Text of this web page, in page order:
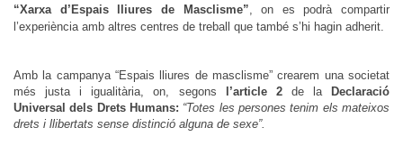
“Xarxa d’Espais lliures de Masclisme” , on es podrà compartir
l’experiència amb altres centres de treball que també s’hi hagin adherit.
Amb la campanya “Espais lliures de masclisme” crearem una societat
més justa i igualitària, on, segons l’article 2de laDeclaració
Universal dels Drets Humans: “Totes les persones tenim els mateixos
drets i llibertats sense distinció alguna de sexe”.